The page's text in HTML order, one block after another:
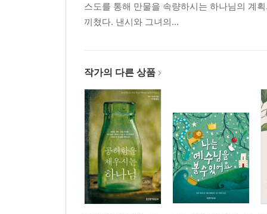
18 주님을 신뢰하는 믿음을 주시기를 기도합니다
19 하나님에게 신실하기를 기도합니다
Part 3. 강건하기를
21 다른 사람들을 용서할 수 있기를 기도합니다
22 낙심에 굴복하지 않기를 기도합니다
23 하늘의 유업을 기뻐하기를 기도합니다
24 성령님을 느낄 수 있기를 기도합니다
25 예수님에게 영광이 되기를 기도합니다
26 그리스도의 능력이 임하기를 기도합니다
27 안전을 주님에게 맡길 수 있기를 기도합니다
스도를 통해 만물을 속량하시는 하나님의 계
끼쳤다. 낸시와 그녀의...
작가의 다른 상품